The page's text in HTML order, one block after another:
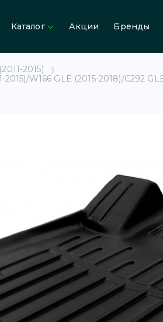
Каталог Акции Бренды
2015)
W166 GLE (2015-2018)/C292